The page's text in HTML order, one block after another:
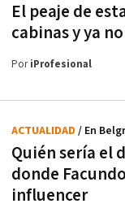
El peaje de
cabinas y ya
PoriProfesional
Quién sería el
donde
influencer
ACTUALIDAD / En